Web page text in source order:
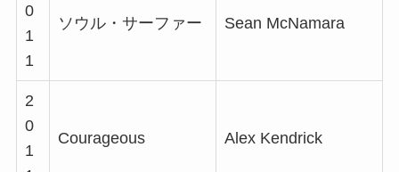
0
1
1
ソウル・サーファー Sean McNamara
2
0
1
Courageous Alex Kendrick